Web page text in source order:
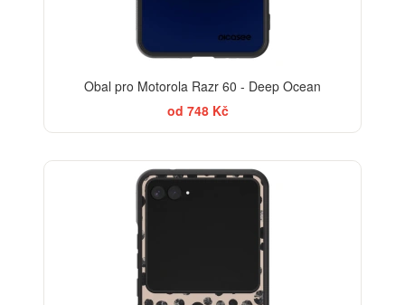
Obal pro Motorola Razr 60 - Deep Ocean
od 748 Kč